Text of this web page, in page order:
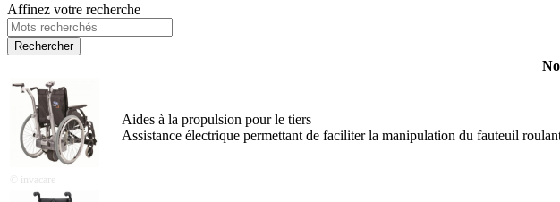
Affinez votre recherche
© invacare
Aides à la propulsion pour le tiers
Assistance électrique permettant de faciliter la manipulation du fauteuil